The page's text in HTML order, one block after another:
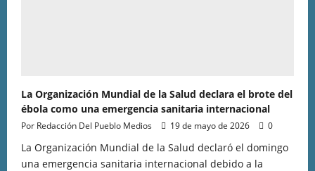
La Organización Mundial de la Salud declara el brote del
ébola como una emergencia sanitaria internacional
Por Redacción Del Pueblo Medios 19 de mayo de 2026 0
La Organización Mundial de la Salud declaró el domingo
una emergencia sanitaria internacional debido a la